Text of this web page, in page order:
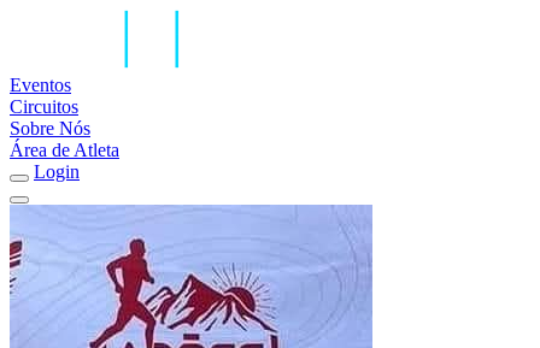
Eventos
Circuitos
Sobre Nós
Área de Atleta
Login